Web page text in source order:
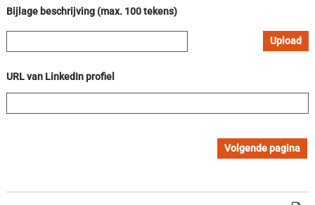
Bijlage beschrijving (max. 100 tekens)
URL van LinkedIn profiel